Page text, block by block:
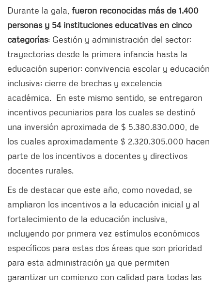
Durante la gala, fueron reconocidas más de 1.400
personas y 54 instituciones educativas en cinco
categorías: Gestión y administración del sector;
trayectorias desde la primera infancia hasta la
educación superior; convivencia escolar y educación
inclusiva; cierre de brechas y excelencia
académica. En este mismo sentido, se entregaron
incentivos pecuniarios para los cuales se destinó
una inversión aproximada de $ 5.380.830.000, de
los cuales aproximadamente $ 2.320.305.000 hacen
parte de los incentivos a docentes y directivos
docentes rurales.
Es de destacar que este año, como novedad, se
ampliaron los incentivos a la educación inicial y al
fortalecimiento de la educación inclusiva,
incluyendo por primera vez estímulos económicos
específicos para estas dos áreas que son prioridad
para esta administración ya que permiten
garantizar un comienzo con calidad para todas las